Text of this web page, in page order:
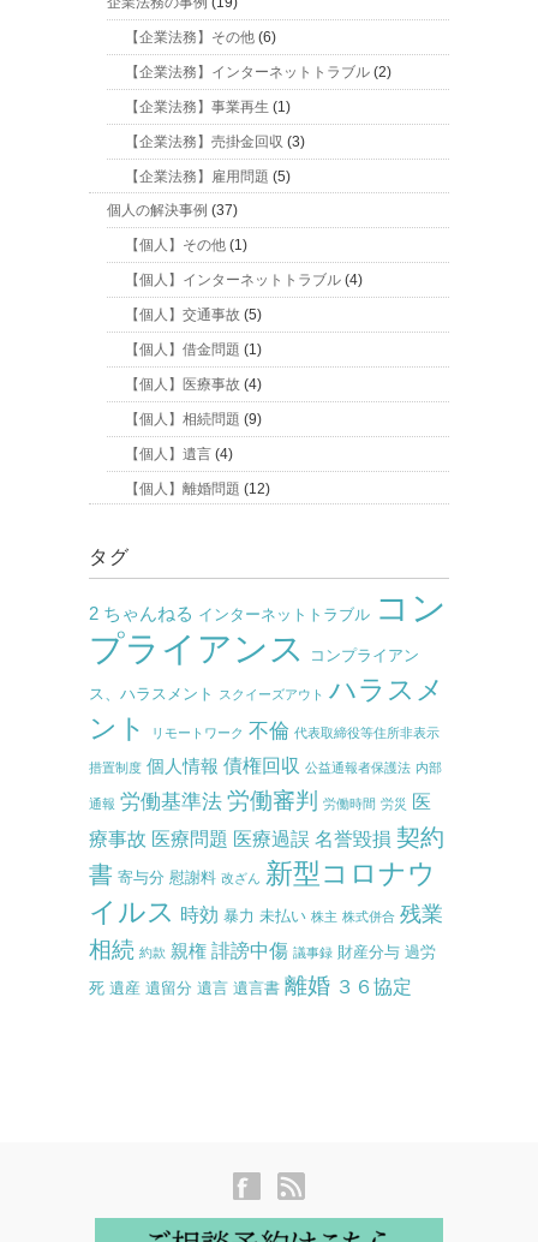
【企業法務】その他 (6)
【企業法務】インターネットトラブル (2)
【企業法務】事業再生 (1)
【企業法務】売掛金回収 (3)
【企業法務】雇用問題 (5)
個人の解決事例 (37)
【個人】その他 (1)
【個人】インターネットトラブル (4)
【個人】交通事故 (5)
【個人】借金問題 (1)
【個人】医療事故 (4)
【個人】相続問題 (9)
【個人】遺言 (4)
【個人】離婚問題 (12)
タグ
2 ちゃんねる インターネットトラブル コン
プライアンス
コンプライアン
ス、ハラスメント スクイーズアウト ハラスメ
ント
リモートワーク 不倫 代表取締役等住所非表示
措置制度 個人情報 債権回収 公益通報者保護法 内部
通報 労働基準法 労働審判 労働時間 労災
医
療事故 医療問題 医療過誤 名誉毀損 契約
書 寄与分 慰謝料 改ざん 新型コロナウ
イルス 時効 暴力 未払い 株主 株式併合 残業
相続 約款 親権 誹謗中傷 議事録 財産分与 過労
死 遺産 遺留分 遺言 遺言書 離婚 ３６協定